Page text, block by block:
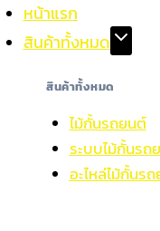
หน้าแรก
สินค้าทั้งหมด
สินค้าทั้งหมด
ไม้กั้นรถยนต์
ระบบไม้กั้นรถ
อะไหล่ไม้กั้นร